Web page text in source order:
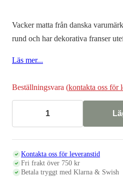
Vacker matta från danska
rund och har dekorativa franser
Läs mer...
Beställningsvara (kontakta oss för
matta
mängd
Kontakta oss för leveranstid
Fri frakt över 750 kr
Betala tryggt med Klarna & Swish